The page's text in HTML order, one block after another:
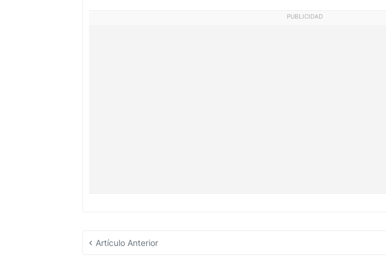
PUBLICIDAD
Artículo Anterior